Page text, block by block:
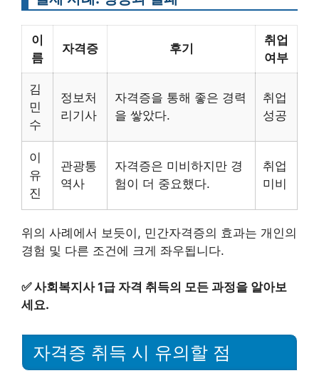
이
름
자격증 후기
취업
여부
김
민
수
정보처
리기사
자격증을 통해 좋은 경력
을 쌓았다.
취업
성공
이
유
진
관광통
역사
자격증은 미비하지만 경
험이 더 중요했다.
취업
미비
위의 사례에서 보듯이, 민간자격증의 효과는 개인의
경험 및 다른 조건에 크게 좌우됩니다.
✅사회복지사 1급 자격 취득의 모든 과정을 알아보
세요.
자격증 취득 시 유의할 점